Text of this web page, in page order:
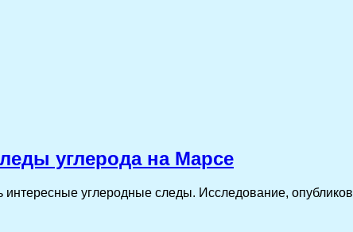
углерода на Марсе
углеродные следы. Исследование,